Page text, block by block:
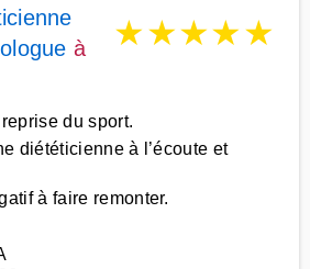
à
★★★★★
du sport.
diététicienne à l’écoute et
à faire remonter.